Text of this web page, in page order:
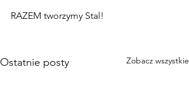
RAZEM tworzymy Stal!
Ostatnie posty Zobacz wszystkie